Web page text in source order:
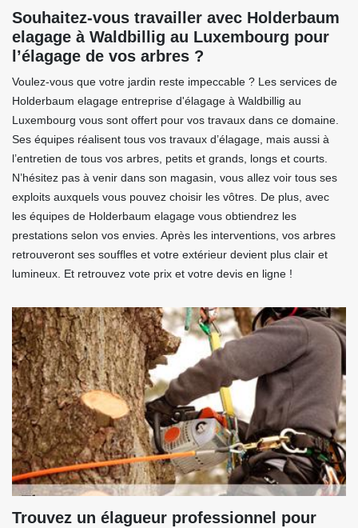
Souhaitez-vous travailler avec Holderbaum
elagage à Waldbillig au Luxembourg pour
l’élagage de vos arbres ?
Voulez-vous que votre jardin reste impeccable ? Les services de
Holderbaum elagage entreprise d'élagage à Waldbillig au
Luxembourg vous sont offert pour vos travaux dans ce domaine.
Ses équipes réalisent tous vos travaux d’élagage, mais aussi à
l’entretien de tous vos arbres, petits et grands, longs et courts.
N’hésitez pas à venir dans son magasin, vous allez voir tous ses
exploits auxquels vous pouvez choisir les vôtres. De plus, avec
les équipes de Holderbaum elagage vous obtiendrez les
prestations selon vos envies. Après les interventions, vos arbres
retrouveront ses souffles et votre extérieur devient plus clair et
lumineux. Et retrouvez vote prix et votre devis en ligne !
Trouvez un élagueur professionnel pour